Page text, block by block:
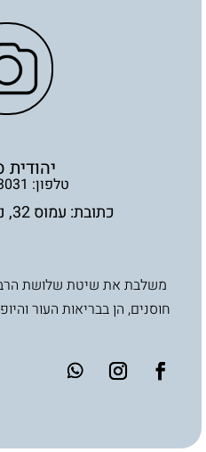
יהודית
טלפון:
כתובת: עמוס 32, נווה ארזים. חולון
חוסנים, הן בבריאות העור